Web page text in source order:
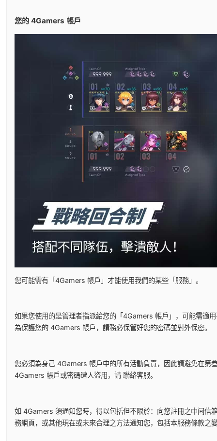
您的 4Gamers 帳戶
您可能需有「4Gamers 帳戶」才能使用我們的某些「服務」。
如果您使用的是管理者指派給您的「4Gamers 帳戶」，可能需適
為保護您的 4Gamers 帳戶，請務必保管好您的密碼並對外保密。
您必須為身己 4Gamers 帳戶中的所有活動負責，因此請避免在
4Gamers 帳戶或密碼遭人盜用，請 聯絡客服。
如 4Gamers 須通知您時，得以包括但不限於：向您註冊之中间信
務網頁，或其他現在或未來合理之方法通知您，包括本服務條款之